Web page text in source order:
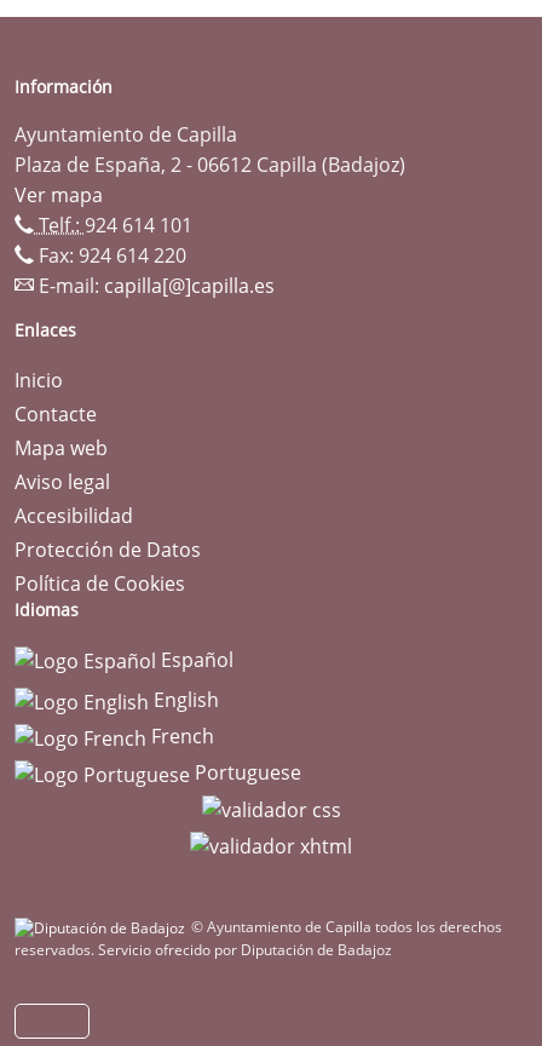
Información
Ayuntamiento de Capilla
Plaza de España, 2 - 06612 Capilla (Badajoz)
Ver mapa
Telf.: 924 614 101
Fax: 924 614 220
E-mail: capilla[@]capilla.es
Enlaces
Inicio
Contacte
Mapa web
Aviso legal
Accesibilidad
Protección de Datos
Política de Cookies
Idiomas
Español
English
French
Portuguese
© Ayuntamiento de Capilla todos los derechos
reservados.Servicio ofrecido por Diputación de Badajoz